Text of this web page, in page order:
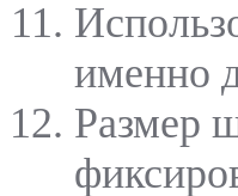
именно
Размер